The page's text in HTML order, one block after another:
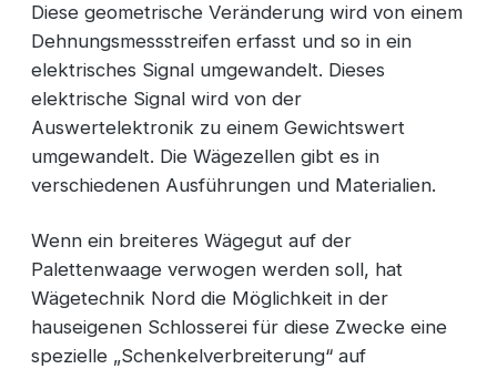
Diese geometrische Veränderung wird von einem
Dehnungsmessstreifen erfasst und so in ein
elektrisches Signal umgewandelt. Dieses
elektrische Signal wird von der
Auswertelektronik zu einem Gewichtswert
umgewandelt. Die Wägezellen gibt es in
verschiedenen Ausführungen und Materialien.
Wenn ein breiteres Wägegut auf der
Palettenwaage verwogen werden soll, hat
Wägetechnik Nord die Möglichkeit in der
hauseigenen Schlosserei für diese Zwecke eine
spezielle „Schenkelverbreiterung“ auf